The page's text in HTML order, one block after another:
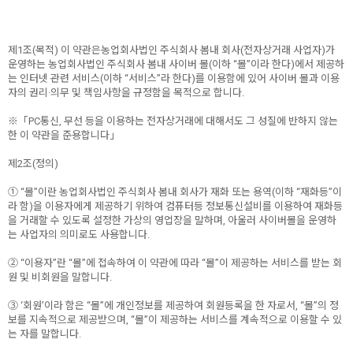
제1조(목적) 이 약관은농업회사법인 주식회사 봄내 회사(전자상거래 사업자)가
운영하는 농업회사법인 주식회사 봄내 사이버 몰(이하 “몰”이라 한다)에서 제공하
는 인터넷 관련 서비스(이하 “서비스”라 한다)를 이용함에 있어 사이버 몰과 이용
자의 권리·의무 및 책임사항을 규정함을 목적으로 합니다.
※「PC통신, 무선 등을 이용하는 전자상거래에 대해서도 그 성질에 반하지 않는
한 이 약관을 준용합니다」
제2조(정의)
① “몰”이란 농업회사법인 주식회사 봄내 회사가 재화 또는 용역(이하 “재화등”이
라 함)을 이용자에게 제공하기 위하여 컴퓨터등 정보통신설비를 이용하여 재화등
을 거래할 수 있도록 설정한 가상의 영업장을 말하며, 아울러 사이버몰을 운영하
는 사업자의 의미로도 사용합니다.
② “이용자”란 “몰”에 접속하여 이 약관에 따라 “몰”이 제공하는 서비스를 받는 회
원 및 비회원을 말합니다.
③ ‘회원’이라 함은 “몰”에 개인정보를 제공하여 회원등록을 한 자로서, “몰”의 정
보를 지속적으로 제공받으며, “몰”이 제공하는 서비스를 계속적으로 이용할 수 있
는 자를 말합니다.